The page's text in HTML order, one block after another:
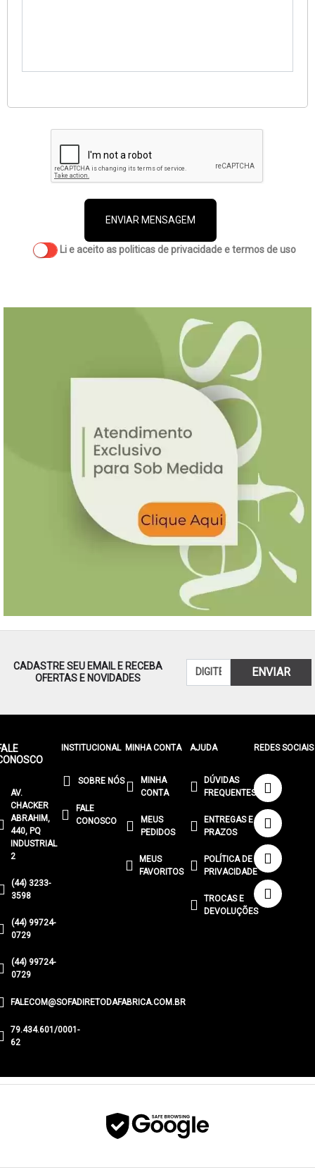
ENVIAR MENSAGEM
Li e aceito as politicas de privacidade e termos de uso
CADASTRE SEU EMAIL E RECEBA
OFERTAS E NOVIDADES
ENVIAR
AV.
CHACKER
ABRAHIM,
440, PQ
INDUSTRIAL
2
(44) 3233-
3598
(44) 99724-
0729
(44) 99724-
0729
FALECOM@SOFADIRETODAFABRICA.COM.BR
79.434.601/0001-
62
INSTITUCIONAL
SOBRE NÓS
FALE
CONOSCO
MINHA CONTA
MINHA
CONTA
MEUS
PEDIDOS
MEUS
FAVORITOS
AJUDA
DÚVIDAS
FREQUENTES
ENTREGAS E
PRAZOS
POLÍTICA DE
PRIVACIDADE
TROCAS E
DEVOLUÇÕES
REDES SOCIAIS